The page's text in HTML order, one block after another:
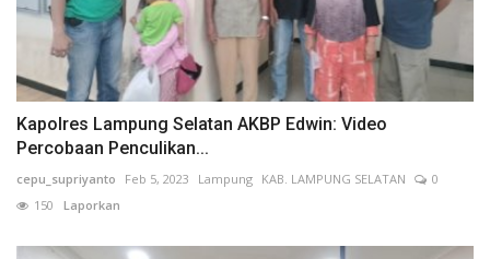
Kapolres Lampung Selatan AKBP Edwin: Video
Percobaan Penculikan...
cepu_supriyanto Feb 5, 2023 Lampung KAB. LAMPUNG SELATAN
0
150 Laporkan